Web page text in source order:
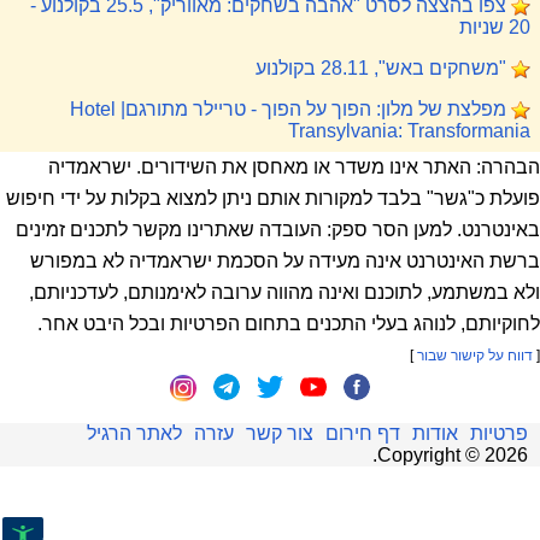
צפו בהצצה לסרט "אהבה בשחקים: מאווריק", 25.5 בקולנוע -
20 שניות
"משחקים באש", 28.11 בקולנוע
מפלצת של מלון: הפוך על הפוך - טריילר מתורגם| Hotel
Transylvania: Transformania
הבהרה: האתר אינו משדר או מאחסן את השידורים. ישראמדיה
פועלת כ"גשר" בלבד למקורות אותם ניתן למצוא בקלות על ידי חיפוש
באינטרנט. למען הסר ספק: העובדה שאתרינו מקשר לתכנים זמינים
ברשת האינטרנט אינה מעידה על הסכמת ישראמדיה לא במפורש
ולא במשתמע, לתוכנם ואינה מהווה ערובה לאימנותם, לעדכניותם,
לחוקיותם, לנוהג בעלי התכנים בתחום הפרטיות ובכל היבט אחר.
[ דווח על קישור שבור]
פרטיות אודות דף חירום צור קשר עזרה
לאתר הרגיל
Copyright © 2026
.